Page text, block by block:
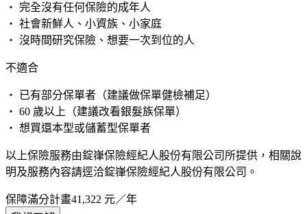
・ 完全沒有任何保險的成年人
・ 社會新鮮人、小資族、小家庭
・ 沒時間研究保險、想要一次到位的人
不適合
・ 已有部分保單者（建議做保單健檢補足）
・ 60 歲以上（建議改看銀髮族保單）
・ 想買還本型或儲蓄型保單者
以上保險服務由錠嵂保險經紀人股份有限公司所提供，相關說
明及服務內容請逕洽錠嵂保險經紀人股份有限公司。
保障滿分計畫41,322 元／年